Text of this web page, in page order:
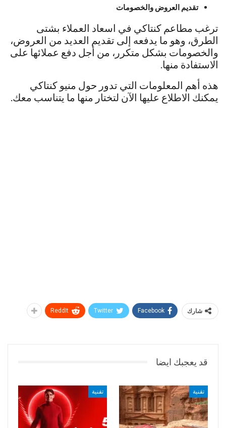
تقديم العروض والخصومات
ترغب مطاعم كنتاكي في اسعاد العملاء بشتى
الطرق، وهو ما يدفعه إلى تقديم العديد من العروض،
والخصومات بشكل متكرر، من أجل دفع عملائها على
الاستفادة منها.
هذه أهم المعلومات التي تدور حول منيو كنتاكي
يمكنك الاطلاع عليها الآن لتختار منها ما يتناسب معك.
شارك Facebook
Twitter
ReddIt
قد يعجبك ايضا
تقنية تقنية